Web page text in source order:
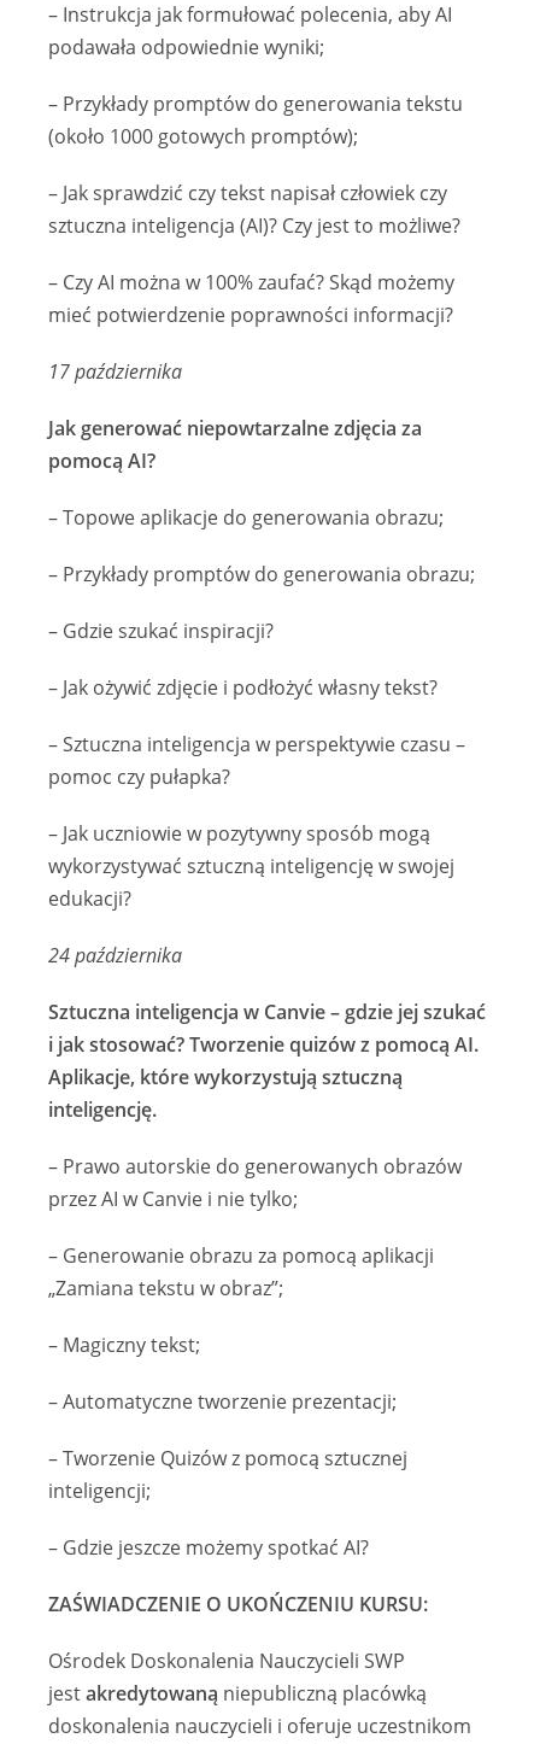
– Instrukcja jak formułować polecenia, aby AI
podawała odpowiednie wyniki;
– Przykłady promptów do generowania tekstu
(około 1000 gotowych promptów);
– Jak sprawdzić czy tekst napisał człowiek czy
sztuczna inteligencja (AI)? Czy jest to możliwe?
– Czy AI można w 100% zaufać? Skąd możemy
mieć potwierdzenie poprawności informacji?
17 października
Jak generować niepowtarzalne zdjęcia za
pomocą AI?
– Topowe aplikacje do generowania obrazu;
– Przykłady promptów do generowania obrazu;
– Gdzie szukać inspiracji?
– Jak ożywić zdjęcie i podłożyć własny tekst?
– Sztuczna inteligencja w perspektywie czasu –
pomoc czy pułapka?
– Jak uczniowie w pozytywny sposób mogą
wykorzystywać sztuczną inteligencję w swojej
edukacji?
24 października
Sztuczna inteligencja w Canvie – gdzie jej szukać
i jak stosować? Tworzenie quizów z pomocą AI.
Aplikacje, które wykorzystują sztuczną
inteligencję.
– Prawo autorskie do generowanych obrazów
przez AI w Canvie i nie tylko;
– Generowanie obrazu za pomocą aplikacji
„Zamiana tekstu w obraz”;
– Magiczny tekst;
– Automatyczne tworzenie prezentacji;
– Tworzenie Quizów z pomocą sztucznej
inteligencji;
– Gdzie jeszcze możemy spotkać AI?
ZAŚWIADCZENIE O UKOŃCZENIU KURSU:
Ośrodek Doskonalenia Nauczycieli SWP
jestakredytowaną niepubliczną placówką
doskonalenia nauczycieli i oferuje uczestnikom